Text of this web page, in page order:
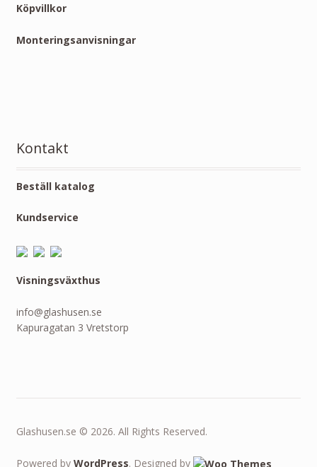
Köpvillkor
Monteringsanvisningar
Kontakt
Beställ katalog
Kundservice
Visningsväxthus
info@glashusen.se
Kapuragatan 3 Vretstorp
Glashusen.se © 2026. All Rights Reserved.
Powered by WordPress. Designed by